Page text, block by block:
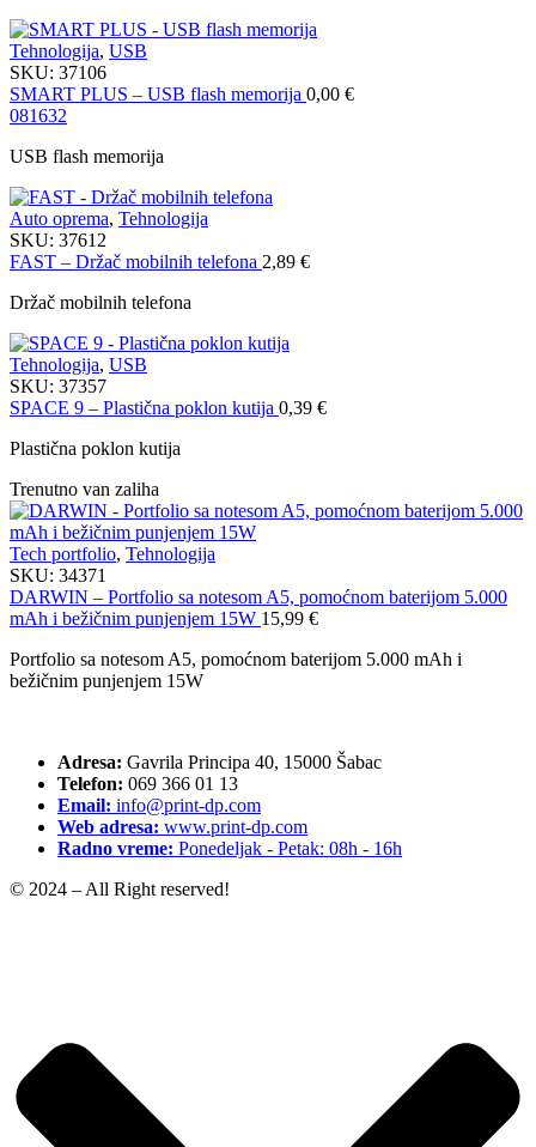
Tehnologija, USB
SKU: 37106
SMART PLUS – USB flash memorija 0,00 €
081632
USB flash memorija
Auto oprema, Tehnologija
SKU: 37612
FAST – Držač mobilnih telefona 2,89 €
Držač mobilnih telefona
Tehnologija, USB
SKU: 37357
SPACE 9 – Plastična poklon kutija 0,39 €
Plastična poklon kutija
Trenutno van zaliha
Tech portfolio, Tehnologija
SKU: 34371
DARWIN – Portfolio sa notesom A5, pomoćnom baterijom 5.000
mAh i bežičnim punjenjem 15W 15,99 €
Portfolio sa notesom A5, pomoćnom baterijom 5.000 mAh i
bežičnim punjenjem 15W
Adresa: Gavrila Principa 40, 15000 Šabac
Telefon: 069 366 01 13
Email: info@print-dp.com
Web adresa: www.print-dp.com
Radno vreme: Ponedeljak - Petak: 08h - 16h
© 2024 – All Right reserved!